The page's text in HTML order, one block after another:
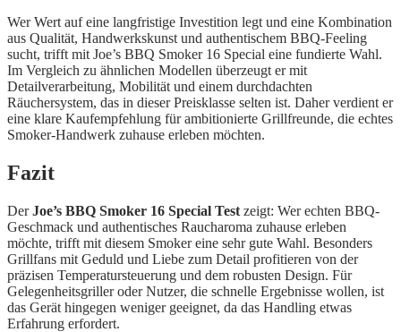
Wer Wert auf eine langfristige Investition legt und eine Kombination
aus Qualität, Handwerkskunst und authentischem BBQ-Feeling
sucht, trifft mit Joe’s BBQ Smoker 16 Special eine fundierte Wahl.
Im Vergleich zu ähnlichen Modellen überzeugt er mit
Detailverarbeitung, Mobilität und einem durchdachten
Räuchersystem, das in dieser Preisklasse selten ist. Daher verdient er
eine klare Kaufempfehlung für ambitionierte Grillfreunde, die echtes
Smoker-Handwerk zuhause erleben möchten.
Fazit
DerJoe’s BBQ Smoker 16 Special Test zeigt: Wer echten BBQ-
Geschmack und authentisches Raucharoma zuhause erleben
möchte, trifft mit diesem Smoker eine sehr gute Wahl. Besonders
Grillfans mit Geduld und Liebe zum Detail profitieren von der
präzisen Temperatursteuerung und dem robusten Design. Für
Gelegenheitsgriller oder Nutzer, die schnelle Ergebnisse wollen, ist
das Gerät hingegen weniger geeignet, da das Handling etwas
Erfahrung erfordert.